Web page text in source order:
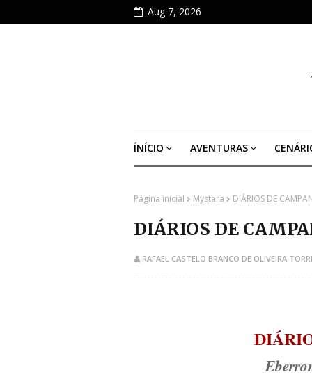
Aug 7, 2026
ÍNÍCIO AVENTURAS
Página inicial Mystara DIÁRIOS DE
DIÁRIOS DE
RAFAEL CASTELO BRANCO DE OLIVEIRA